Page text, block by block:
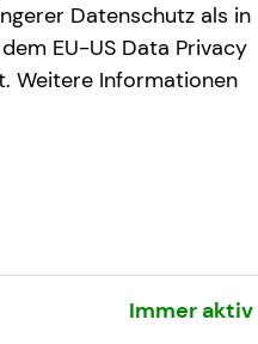
Datenschutz als in
EU-US Data Privacy
Weitere Informationen
Immer aktiv